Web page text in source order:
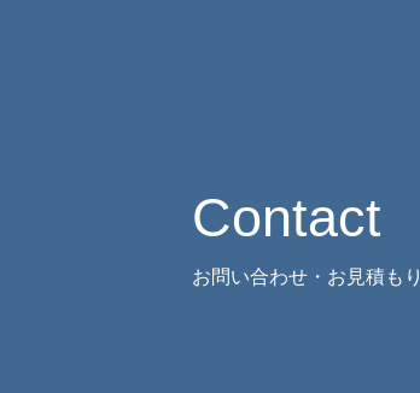
Contact
お問い合わせ・お見積もり